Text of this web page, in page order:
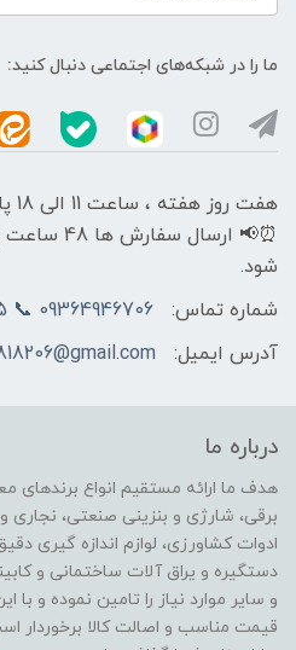
ما را در شبکه‌های اجتماعی دنبال کنید:
⏰📢 ارسال
شود.
شماره تماس:
09364946706 📞 02166184395 ☎️
آدرس ایمیل:
درباره ما
هدف ما ارائه مستقیم انواع برندهای
برقی، شارژی و بنزینی صنعتی،
ادوات کشاورزی، لوازم اندازه گیری
دستگیره و یراق آلات ساختمانی و
و سایر موارد نیاز را تامین نموده و با
قیمت مناسب و اصالت کالا برخوردار